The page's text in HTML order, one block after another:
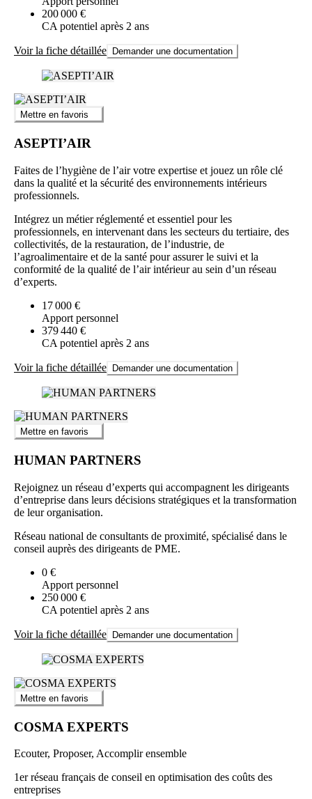
200 000 €
CA potentiel après 2 ans
Voir la fiche détaillée Demander une documentation
Mettre en favoris
ASEPTI’AIR
Faites de l’hygiène de l’air votre expertise et jouez un rôle clé
dans la qualité et la sécurité des environnements intérieurs
professionnels.
Intégrez un métier réglementé et essentiel pour les
professionnels, en intervenant dans les secteurs du tertiaire, des
collectivités, de la restauration, de l’industrie, de
l’agroalimentaire et de la santé pour assurer le suivi et la
conformité de la qualité de l’air intérieur au sein d’un réseau
d’experts.
17 000 €
Apport personnel
379 440 €
CA potentiel après 2 ans
Voir la fiche détaillée Demander une documentation
Mettre en favoris
HUMAN PARTNERS
Rejoignez un réseau d’experts qui accompagnent les dirigeants
d’entreprise dans leurs décisions stratégiques et la transformation
de leur organisation.
Réseau national de consultants de proximité, spécialisé dans le
conseil auprès des dirigeants de PME.
0 €
Apport personnel
250 000 €
CA potentiel après 2 ans
Voir la fiche détaillée Demander une documentation
Mettre en favoris
COSMA EXPERTS
Ecouter, Proposer, Accomplir ensemble
1er réseau français de conseil en optimisation des coûts des
entreprises